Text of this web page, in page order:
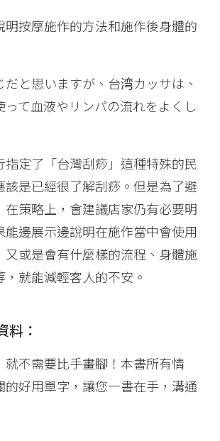
明按摩施作的方法和施作後身體的
だと思いますが、台湾カッサは、
って血液やリンパの流れをよくし
定了「台灣刮痧」這種特殊的民
該是已經很了解刮痧。但是為了避
在策略上，會建議店家仍有必要明
能邊展示邊說明在施作當中會使用
又或是會有什麼樣的流程、身體施
就能減輕客人的不安。
料：
就不需要比手畫腳！本書所有情
的好用單字，讓您一書在手，溝通